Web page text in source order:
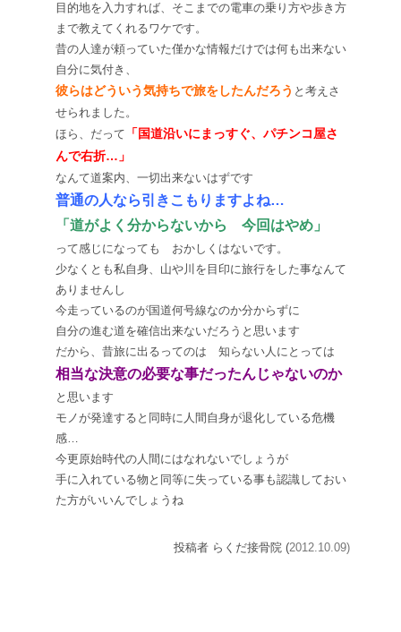
目的地を入力すれば、そこまでの電車の乗り方や歩き方
まで教えてくれるワケです。
昔の人達が頼っていた僅かな情報だけでは何も出来ない
自分に気付き、
彼らはどういう気持ちで旅をしたんだろう と考えさ
せられました。
ほら、だって 「国道沿いにまっすぐ、パチンコ屋さ
んで右折…」
なんて道案内、一切出来ないはずです
普通の人なら引きこもりますよね…
「道がよく分からないから 今回はやめ」
って感じになっても おかしくはないです。
少なくとも私自身、山や川を目印に旅行をした事なんて
ありませんし
今走っているのが国道何号線なのか分からずに
自分の進む道を確信出来ないだろうと思います
だから、昔旅に出るってのは 知らない人にとっては
相当な決意の必要な事だったんじゃないのか
と思います
モノが発達すると同時に人間自身が退化している危機
感…
今更原始時代の人間にはなれないでしょうが
手に入れている物と同等に失っている事も認識しておい
た方がいいんでしょうね
投稿者 らくだ接骨院 (2012.10.09)